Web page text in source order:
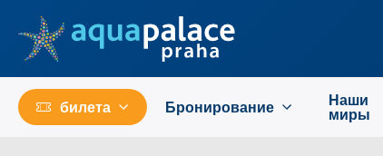
билета Бронирование Наши
миры